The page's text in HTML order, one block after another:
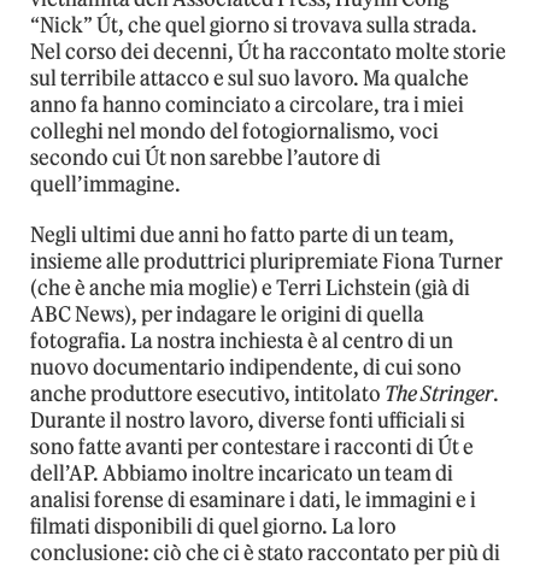
“Nick” Út, che quel giorno si trovava sulla strada.
Nel corso dei decenni, Út ha raccontato molte storie
sul terribile attacco e sul suo lavoro. Ma qualche
anno fa hanno cominciato a circolare, tra i miei
colleghi nel mondo del fotogiornalismo, voci
secondo cui Út non sarebbe l’autore di
quell’immagine.
Negli ultimi due anni ho fatto parte di un team,
insieme alle produttrici pluripremiate Fiona Turner
(che è anche mia moglie) e Terri Lichstein (già di
ABC News), per indagare le origini di quella
fotografia. La nostra inchiesta è al centro di un
nuovo documentario indipendente, di cui sono
anche produttore esecutivo, intitolato The Stringer.
Durante il nostro lavoro, diverse fonti ufficiali si
sono fatte avanti per contestare i racconti di Út e
dell’AP. Abbiamo inoltre incaricato un team di
analisi forense di esaminare i dati, le immagini e i
filmati disponibili di quel giorno. La loro
conclusione: ciò che ci è stato raccontato per più di